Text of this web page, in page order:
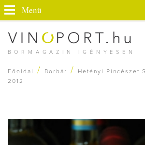
BORMAGAZIN IGÉNYESEN
Menü
Főoldal / Borbár /
Hetényi Pincészet
2012